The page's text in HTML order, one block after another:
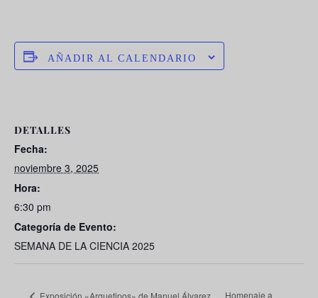
AÑADIR AL CALENDARIO
DETALLES
Fecha:
noviembre 3, 2025
Hora:
6:30 pm
Categoría de Evento:
SEMANA DE LA CIENCIA 2025
Exposición «Arquetipos» de Manuel Álvarez Homenaje a